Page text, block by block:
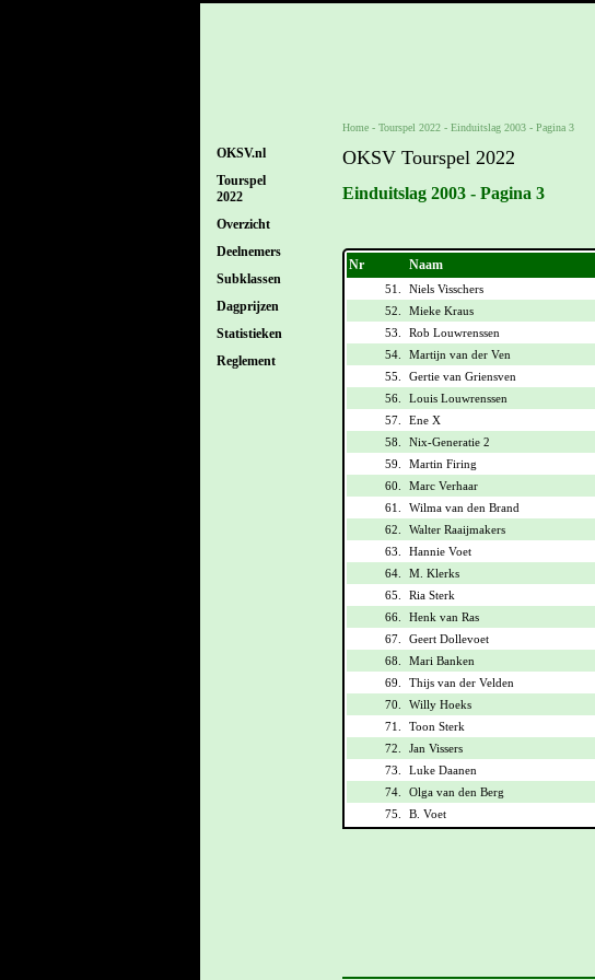
OKSV.nl
Tourspel
2022
Overzicht
Deelnemers
Subklassen
Dagprijzen
Statistieken
Reglement
Home- Tourspel 2022- Einduitslag 2003 - Pagina 3
OKSV Tourspel 2022
Einduitslag 2003 - Pagina 3
Nr Naam
51. Niels Visschers
52.
Mieke Kraus
53.
Rob Louwrenssen
54.
Martijn van der Ven
55.
Gertie van Griensven
56.
Louis Louwrenssen
57.
Ene X
58.
Nix-Generatie 2
59.
Martin Firing
60.
Marc Verhaar
61.
Wilma van den Brand
62.
Walter Raaijmakers
63.
Hannie Voet
64.
M. Klerks
65.
Ria Sterk
66.
Henk van Ras
67.
Geert Dollevoet
68.
Mari Banken
69.
Thijs van der Velden
70.
Willy Hoeks
71.
Toon Sterk
72.
Jan Vissers
73.
Luke Daanen
74.
Olga van den Berg
75.
B. Voet